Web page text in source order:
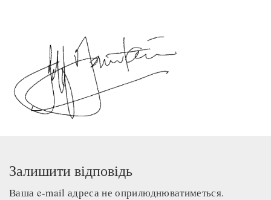
Залишити відповідь
Ваша e-mail адреса не оприлюднюватиметься.